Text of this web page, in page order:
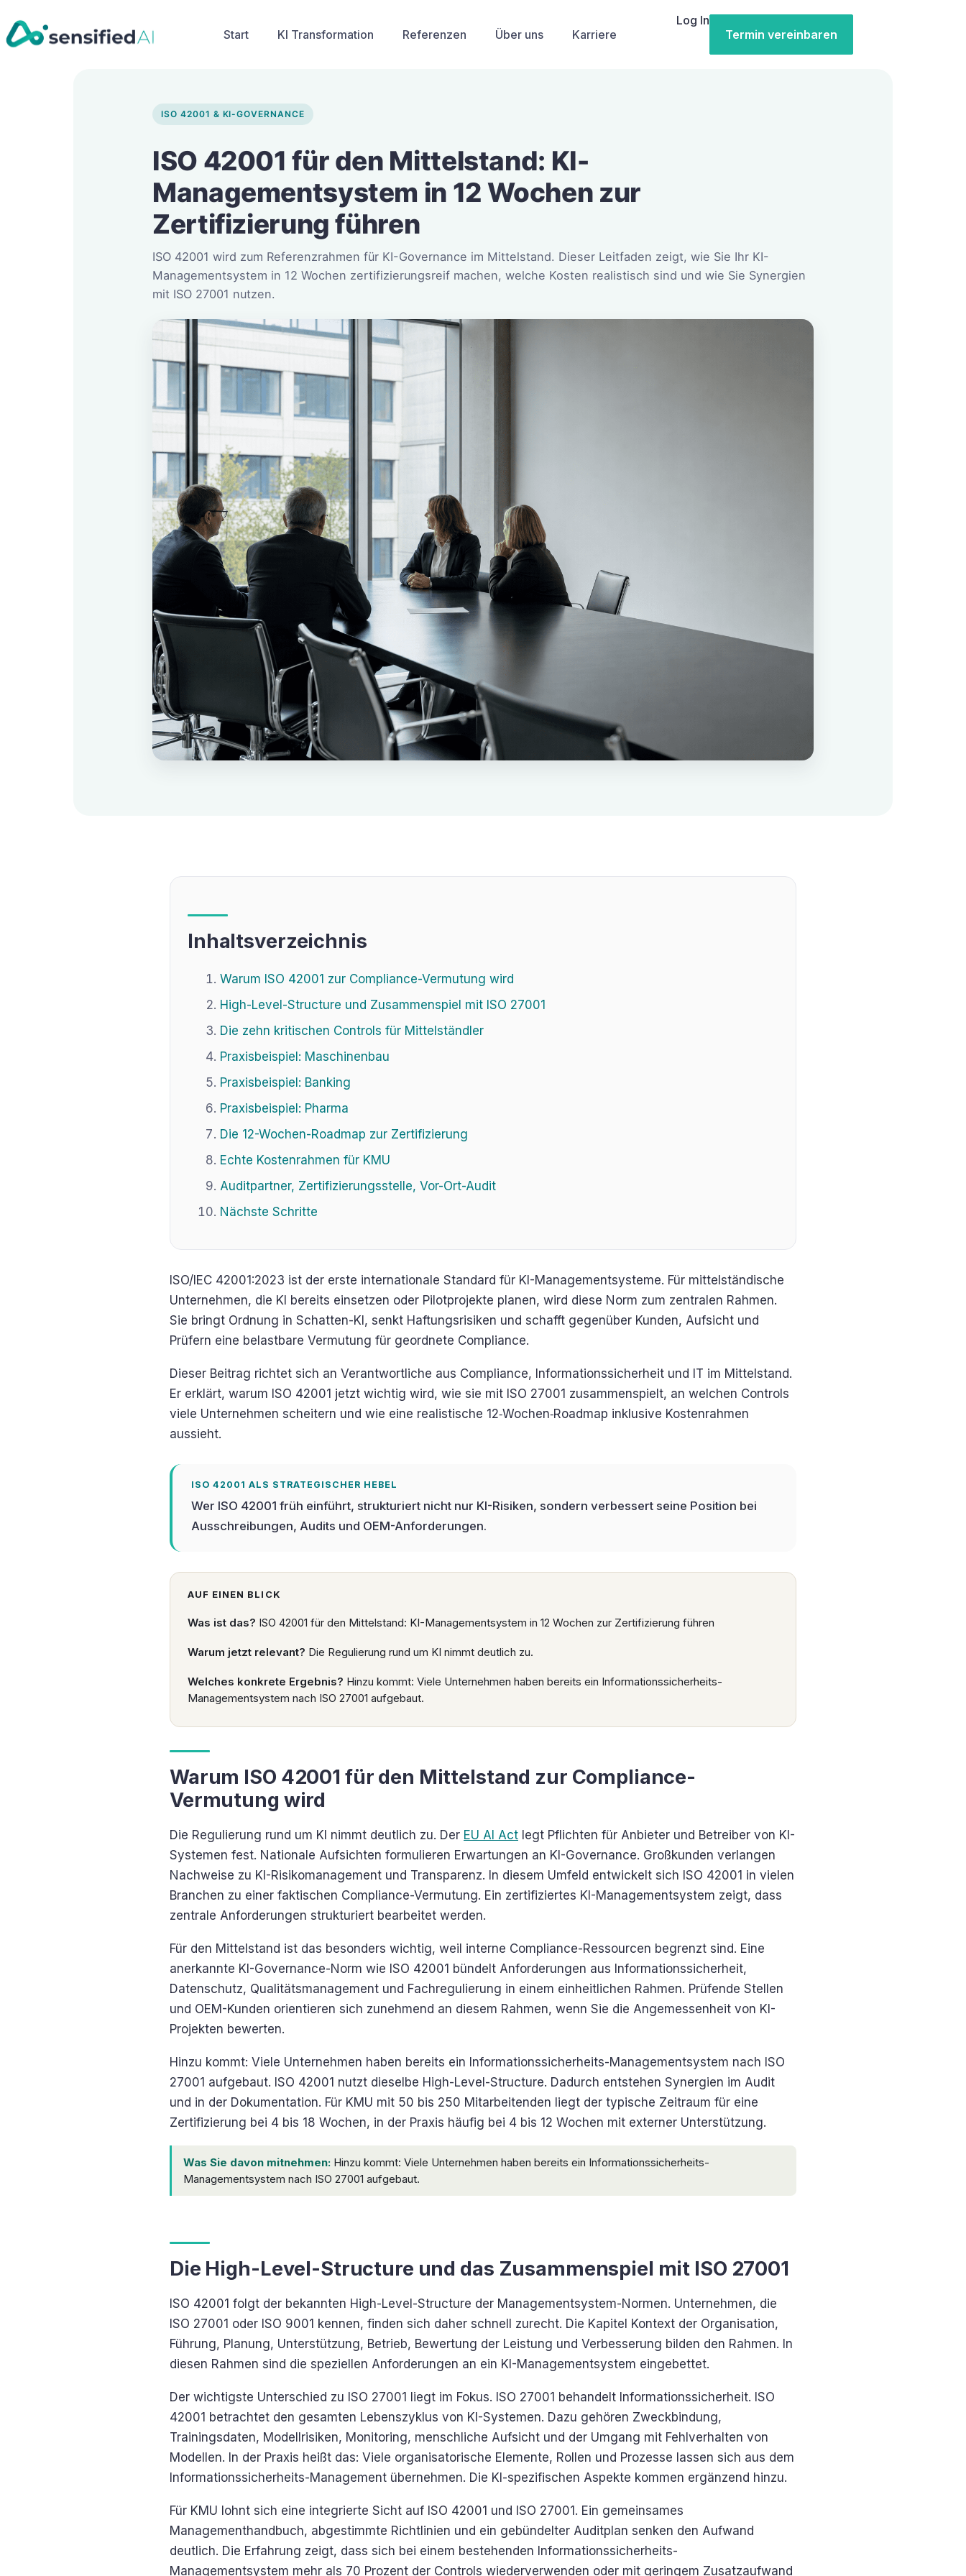
Start KI Transformation Referenzen Über uns Karriere
Log In
Termin vereinbaren
ISO 42001 & KI-GOVERNANCE
ISO 42001 für den Mittelstand: KI-
Managementsystem in 12 Wochen zur
Zertifizierung führen
ISO 42001 wird zum Referenzrahmen für KI-Governance im Mittelstand. Dieser Leitfaden zeigt, wie Sie Ihr KI-
Managementsystem in 12 Wochen zertifizierungsreif machen, welche Kosten realistisch sind und wie Sie Synergien
mit ISO 27001 nutzen.
Inhaltsverzeichnis
Warum ISO 42001 zur Compliance-Vermutung wird
High-Level-Structure und Zusammenspiel mit ISO 27001
Die zehn kritischen Controls für Mittelständler
Praxisbeispiel: Maschinenbau
Praxisbeispiel: Banking
Praxisbeispiel: Pharma
Die 12-Wochen-Roadmap zur Zertifizierung
Echte Kostenrahmen für KMU
Auditpartner, Zertifizierungsstelle, Vor-Ort-Audit
Nächste Schritte
ISO/IEC 42001:2023 ist der erste internationale Standard für KI-Managementsysteme. Für mittelständische
Unternehmen, die KI bereits einsetzen oder Pilotprojekte planen, wird diese Norm zum zentralen Rahmen.
Sie bringt Ordnung in Schatten-KI, senkt Haftungsrisiken und schafft gegenüber Kunden, Aufsicht und
Prüfern eine belastbare Vermutung für geordnete Compliance.
Dieser Beitrag richtet sich an Verantwortliche aus Compliance, Informationssicherheit und IT im Mittelstand.
Er erklärt, warum ISO 42001 jetzt wichtig wird, wie sie mit ISO 27001 zusammenspielt, an welchen Controls
viele Unternehmen scheitern und wie eine realistische 12‑Wochen‑Roadmap inklusive Kostenrahmen
aussieht.
ISO 42001 ALS STRATEGISCHER HEBEL
Wer ISO 42001 früh einführt, strukturiert nicht nur KI-Risiken, sondern verbessert seine Position bei
Ausschreibungen, Audits und OEM-Anforderungen.
AUF EINEN BLICK
Was ist das? ISO 42001 für den Mittelstand: KI-Managementsystem in 12 Wochen zur Zertifizierung führen
Warum jetzt relevant? Die Regulierung rund um KI nimmt deutlich zu.
Welches konkrete Ergebnis? Hinzu kommt: Viele Unternehmen haben bereits ein Informationssicherheits-
Managementsystem nach ISO 27001 aufgebaut.
Warum ISO 42001 für den Mittelstand zur Compliance-
Vermutung wird
Die Regulierung rund um KI nimmt deutlich zu. Der EU AI Act legt Pflichten für Anbieter und Betreiber von KI-
Systemen fest. Nationale Aufsichten formulieren Erwartungen an KI-Governance. Großkunden verlangen
Nachweise zu KI-Risikomanagement und Transparenz. In diesem Umfeld entwickelt sich ISO 42001 in vielen
Branchen zu einer faktischen Compliance-Vermutung. Ein zertifiziertes KI-Managementsystem zeigt, dass
zentrale Anforderungen strukturiert bearbeitet werden.
Für den Mittelstand ist das besonders wichtig, weil interne Compliance-Ressourcen begrenzt sind. Eine
anerkannte KI-Governance-Norm wie ISO 42001 bündelt Anforderungen aus Informationssicherheit,
Datenschutz, Qualitätsmanagement und Fachregulierung in einem einheitlichen Rahmen. Prüfende Stellen
und OEM-Kunden orientieren sich zunehmend an diesem Rahmen, wenn Sie die Angemessenheit von KI-
Projekten bewerten.
Hinzu kommt: Viele Unternehmen haben bereits ein Informationssicherheits-Managementsystem nach ISO
27001 aufgebaut. ISO 42001 nutzt dieselbe High-Level-Structure. Dadurch entstehen Synergien im Audit
und in der Dokumentation. Für KMU mit 50 bis 250 Mitarbeitenden liegt der typische Zeitraum für eine
Zertifizierung bei 4 bis 18 Wochen, in der Praxis häufig bei 4 bis 12 Wochen mit externer Unterstützung.
Was Sie davon mitnehmen: Hinzu kommt: Viele Unternehmen haben bereits ein Informationssicherheits-
Managementsystem nach ISO 27001 aufgebaut.
Die High-Level-Structure und das Zusammenspiel mit ISO 27001
ISO 42001 folgt der bekannten High-Level-Structure der Managementsystem-Normen. Unternehmen, die
ISO 27001 oder ISO 9001 kennen, finden sich daher schnell zurecht. Die Kapitel Kontext der Organisation,
Führung, Planung, Unterstützung, Betrieb, Bewertung der Leistung und Verbesserung bilden den Rahmen. In
diesen Rahmen sind die speziellen Anforderungen an ein KI-Managementsystem eingebettet.
Der wichtigste Unterschied zu ISO 27001 liegt im Fokus. ISO 27001 behandelt Informationssicherheit. ISO
42001 betrachtet den gesamten Lebenszyklus von KI-Systemen. Dazu gehören Zweckbindung,
Trainingsdaten, Modellrisiken, Monitoring, menschliche Aufsicht und der Umgang mit Fehlverhalten von
Modellen. In der Praxis heißt das: Viele organisatorische Elemente, Rollen und Prozesse lassen sich aus dem
Informationssicherheits-Management übernehmen. Die KI-spezifischen Aspekte kommen ergänzend hinzu.
Für KMU lohnt sich eine integrierte Sicht auf ISO 42001 und ISO 27001. Ein gemeinsames
Managementhandbuch, abgestimmte Richtlinien und ein gebündelter Auditplan senken den Aufwand
deutlich. Die Erfahrung zeigt, dass sich bei einem bestehenden Informationssicherheits-
Managementsystem mehr als 70 Prozent der Controls wiederverwenden oder mit geringem Zusatzaufwand